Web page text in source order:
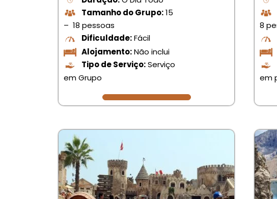
Tamanho do Grupo:15
– 18 pessoas
Dificuldade:Fácil
Alojamento:Não inclui
Tipo de Serviço:Serviço
em Grupo
8
em